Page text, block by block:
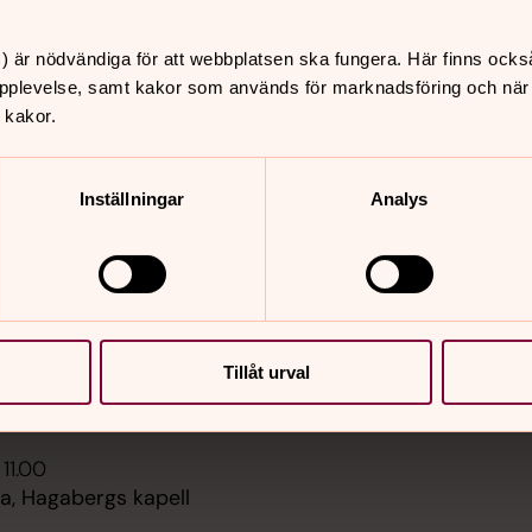
är nödvändiga för att webbplatsen ska fungera. Här finns
samt kakor som används för marknadsföring och
Inställningar Analys
Tillåt urval
S:ta Ragnhilds kyrka
kyrka
Hagabergs kapell
Hitta snabbt
Hitta på hemsidan
Om oss
Sidkarta